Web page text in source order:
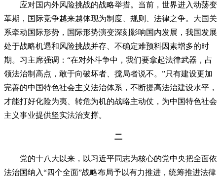
应对国内外风险挑战的战略举措。当前，世界进入动荡变
革期，国际竞争越来越体现为制度、规则、法律之争。大国关
系牵动国际形势，国际形势演变深刻影响国内发展，我国发展
处于战略机遇和风险挑战并存、不确定难预料因素增多的时
期。习主席强调：“在对外斗争中，我们要拿起法律武器，占
领法治制高点，敢于向破坏者、搅局者说不。”只有建设更加
完善的中国特色社会主义法治体系，不断提高法治建设水平，
才能打好化险为夷、转危为机的战略主动仗，为中国特色社会
主义事业提供坚实法治支撑。
二
党的十八大以来，以习近平同志为核心的党中央把全面依
法治国纳入“四个全面”战略布局予以有力推进，统筹推进法律